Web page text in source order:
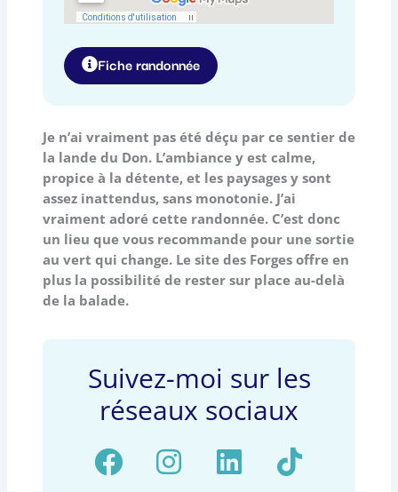
Fiche randonnée
Je n’ai vraiment pas été déçu par ce sentier de
la lande du Don. L’ambiance y est calme,
propice à la détente, et les paysages y sont
assez inattendus, sans monotonie. J’ai
vraiment adoré cette randonnée. C’est donc
un lieu que vous recommande pour une sortie
au vert qui change. Le site des Forges offre en
plus la possibilité de rester sur place au-delà
de la balade.
Suivez-moi sur les
réseaux sociaux
F I L T